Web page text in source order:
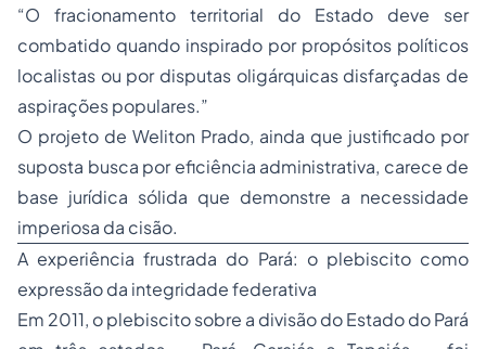
“O fracionamento territorial do Estado deve ser
combatido quando inspirado por propósitos políticos
localistas ou por disputas oligárquicas disfarçadas de
aspirações populares.”
O projeto de Weliton Prado, ainda que justificado por
suposta busca por eficiência administrativa, carece de
base jurídica sólida que demonstre a necessidade
imperiosa da cisão.
A experiência frustrada do Pará: o plebiscito como
expressão da integridade federativa
Em 2011, o plebiscito sobre a divisão do Estado do Pará